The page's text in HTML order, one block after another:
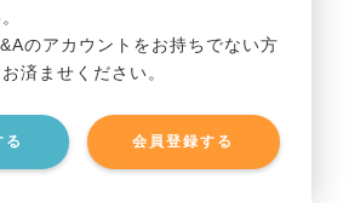
のアカウントをお持ちでない方
済ませください。
る 会員登録する